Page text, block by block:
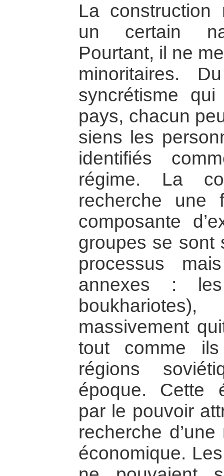
La construction
un certain
Pourtant, il ne
minoritaires.
syncrétisme
pays, chacun
siens les
identifiés
régime. La
recherche une
composante
groupes se sont
processus
annexes :
massivement
tout comme
régions
époque. Cette
par le pouvoir
recherche
économique.